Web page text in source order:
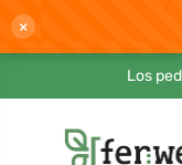
×
Los